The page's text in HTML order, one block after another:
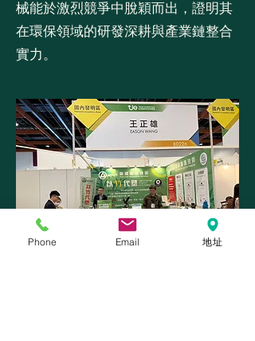
械能於激烈競爭中脫穎而出，證明其
在環保領域的研發深耕與產業鏈整合
實力。
Phone Email 地址